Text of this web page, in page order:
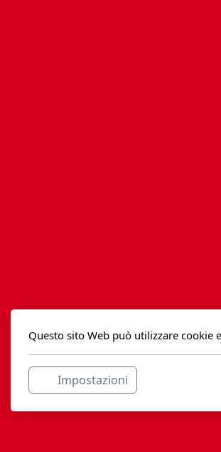
Questo sito Web può utilizzare cookie
Impostazioni